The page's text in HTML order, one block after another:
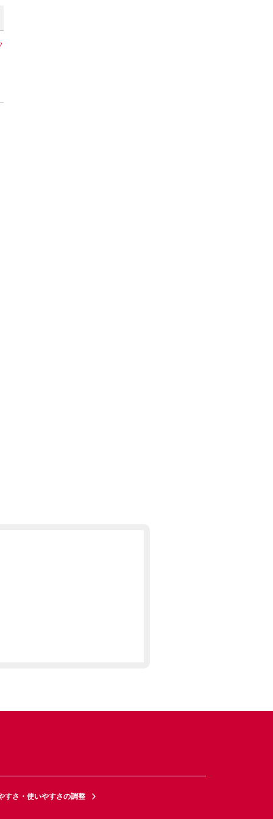
すさ・使いやすさの調整